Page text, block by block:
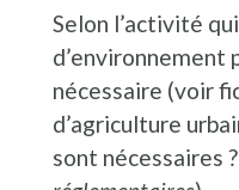
Selon l’activité
d’environnement
nécessaire (voir
d’agriculture
sont nécessaires